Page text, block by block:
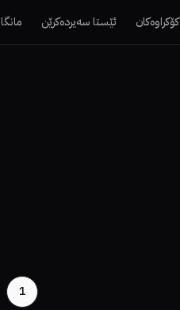
کۆکراوەکان ئێستا سەیردەکرێن مانگا
1